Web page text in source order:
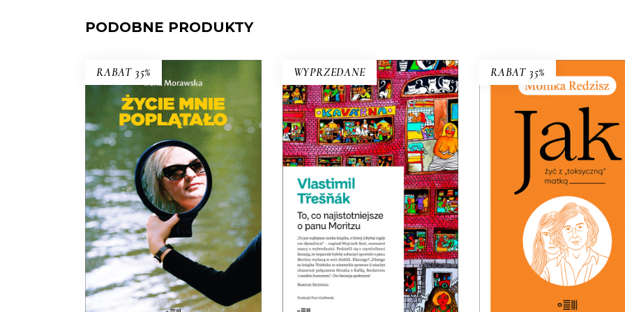
PODOBNE PRODUKTY
RABAT 35%
Życie mnie poplątało.
Scenariusze
Irena Morawska – autorka
legendarnego reportażuJak
Emilię z Kalabrii od złej pani
wykradłami współtwórczyni
(razem z mężem Jerzym
Morawskim) głośnych seriali
dokumentalnychChłopaki do
wzięcia, Serce z węgla, czy
Ballada o lekkim zabarwieniu
erotycznym– przez całe życie
wsłuchiwała się w głosy ludzi,
których Polska transformacji
WYPRZEDANE
TO, CO NAJISTOTNIEJSZE
O PANU MORITZU
Premiera 22 marca
39.00zł 19.50zł
RABAT 35%
E-BOOK DO
KOSZYKA
JAK ŻYĆ Z
MATKĄ
PREMIERA: 24 listopada
49.99 zł 32.49
KSIĄŻKA DO
KOSZYKA